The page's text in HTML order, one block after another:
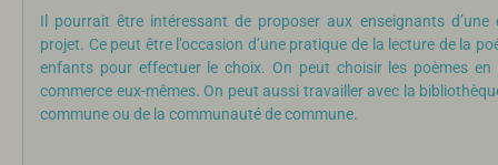
Il pourrait être intéressant de proposer aux enseignants
projet. Ce peut être l’occasion d’une pratique de la lecture de la
enfants pour effectuer le choix. On peut choisir les poèmes en
commerce eux-mêmes. On peut aussi travailler avec la
commune ou de la communauté de commune.